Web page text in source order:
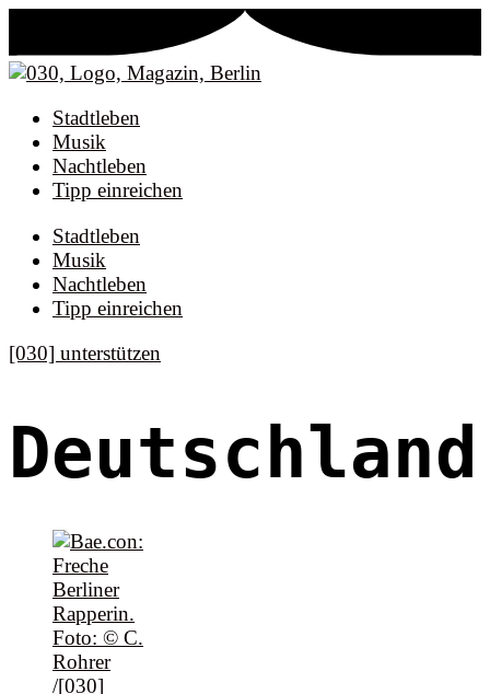
Stadtleben
Musik
Nachtleben
Tipp einreichen
Stadtleben
Musik
Nachtleben
Tipp einreichen
[030] unterstützen
Deutschland